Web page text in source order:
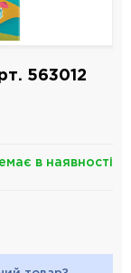
563012
в наявності